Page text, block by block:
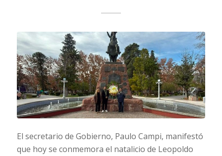
El secretario de Gobierno, Paulo Campi, manifestó
que hoy se conmemora el natalicio de Leopoldo